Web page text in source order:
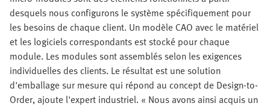
desquels nous configurons le système spécifiquement pour
les besoins de chaque client. Un modèle CAO avec le matériel
et les logiciels correspondants est stocké pour chaque
module. Les modules sont assemblés selon les exigences
individuelles des clients. Le résultat est une solution
d'emballage sur mesure qui répond au concept de Design-to-
Order, ajoute l'expert industriel. « Nous avons ainsi acquis un